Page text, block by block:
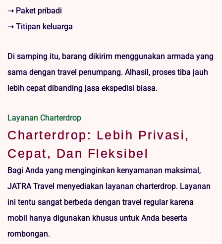
➝ Paket pribadi
➝ Titipan keluarga
Di samping itu, barang dikirim menggunakan armada yang
sama dengan travel penumpang. Alhasil, proses tiba jauh
lebih cepat dibanding jasa ekspedisi biasa.
Layanan Charterdrop
Charterdrop: Lebih Privasi,
Cepat, Dan Fleksibel
Bagi Anda yang menginginkan kenyamanan maksimal,
JATRA Travel menyediakan layanan charterdrop. Layanan
ini tentu sangat berbeda dengan travel regular karena
mobil hanya digunakan khusus untuk Anda beserta
rombongan.